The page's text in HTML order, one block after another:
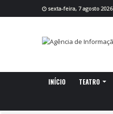
sexta-feira, 7 agosto 2026
INÍCIO TEATRO